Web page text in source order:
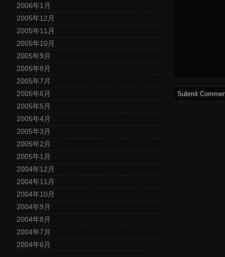
2006年1月
2005年12月
2005年11月
2005年10月
2005年9月
2005年8月
2005年7月
2005年6月
2005年5月
2005年4月
2005年3月
2005年2月
2005年1月
2004年12月
2004年11月
2004年10月
2004年9月
2004年8月
2004年7月
2004年6月